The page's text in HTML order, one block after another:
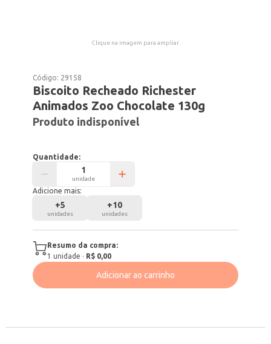
Clique na imagem para ampliar.
Código: 29158
Biscoito Recheado Richester
Animados Zoo Chocolate 130g
Produto indisponível
Quantidade:
unidade
Adicione mais:
+5
unidades
+10
unidades
Resumo da compra:
1 unidade · R$ 0,00
Adicionar ao carrinho